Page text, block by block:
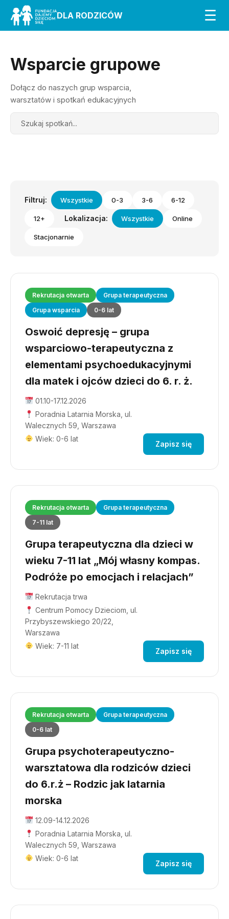
DLA RODZICÓW ☰
Wsparcie grupowe
Dołącz do naszych grup wsparcia,
warsztatów i spotkań edukacyjnych
Search
Filtruj: Wszystkie 0-3 3-6 6-12
12+ Lokalizacja: Wszystkie Online
Stacjonarnie
Rekrutacja otwarta
Grupa terapeutyczna
Grupa wsparcia
0-6 lat
Oswoić depresję – grupa
wsparciowo-terapeutyczna z
elementami psychoedukacyjnymi
dla matek i ojców dzieci do 6. r. ż.
01.10-17.12.2026
Poradnia Latarnia Morska, ul.
Walecznych 59, Warszawa
Wiek: 0-6 lat
Zapisz się
Rekrutacja otwarta
Grupa terapeutyczna
7-11 lat
Grupa terapeutyczna dla dzieci w
wieku 7-11 lat „Mój własny kompas.
Podróże po emocjach i relacjach”
Rekrutacja trwa
Centrum Pomocy Dzieciom, ul.
Przybyszewskiego 20/22,
Warszawa
Wiek: 7-11 lat
Zapisz się
Rekrutacja otwarta
Grupa terapeutyczna
0-6 lat
Grupa psychoterapeutyczno-
warsztatowa dla rodziców dzieci
do 6.r.ż – Rodzic jak latarnia
morska
12.09-14.12.2026
Poradnia Latarnia Morska, ul.
Walecznych 59, Warszawa
Wiek: 0-6 lat
Zapisz się